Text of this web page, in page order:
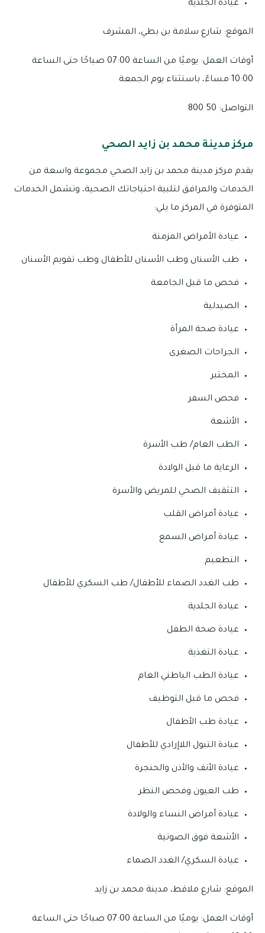
عيادة الجلدية
الموقع: شارع سلامة بن بطي، المشرف
أوقات العمل: يوميًا من الساعة 07:00 صباحًا حتى الساعة
10:00 مساءً، باستثناء يوم الجمعة
التواصل: 50 800
مركز مدينة محمد بن زايد الصحي
يقدم مركز مدينة محمد بن زايد الصحي مجموعة واسعة من
الخدمات والمرافق لتلبية احتياجاتك الصحية، وتشمل الخدمات
المتوفرة في المركز ما يلي:
عيادة الأمراض المزمنة
طب الأسنان وطب الأسنان للأطفال وطب تقويم الأسنان
فحص ما قبل الجامعة
الصيدلية
عيادة صحة المرأة
الجراحات الصغرى
المختبر
فحص السفر
الأشعة
الطب العام/ طب الأسرة
الرعاية ما قبل الولادة
التثقيف الصحي للمريض والأسرة
عيادة أمراض القلب
عيادة أمراض السمع
التطعيم
طب الغدد الصماء للأطفال/ طب السكري للأطفال
عيادة الجلدية
عيادة صحة الطفل
عيادة التغذية
عيادة الطب الباطني العام
فحص ما قبل التوظيف
عيادة طب الأطفال
عيادة التبول اللاإرادي للأطفال
عيادة الأنف والأذن والحنجرة
طب العيون وفحص النظر
عيادة أمراض النساء والولادة
الأشعة فوق الصوتية
عيادة السكري/ الغدد الصماء
الموقع: شارع ملاقط، مدينة محمد بن زايد
أوقات العمل: يوميًا من الساعة 07:00 صباحًا حتى الساعة